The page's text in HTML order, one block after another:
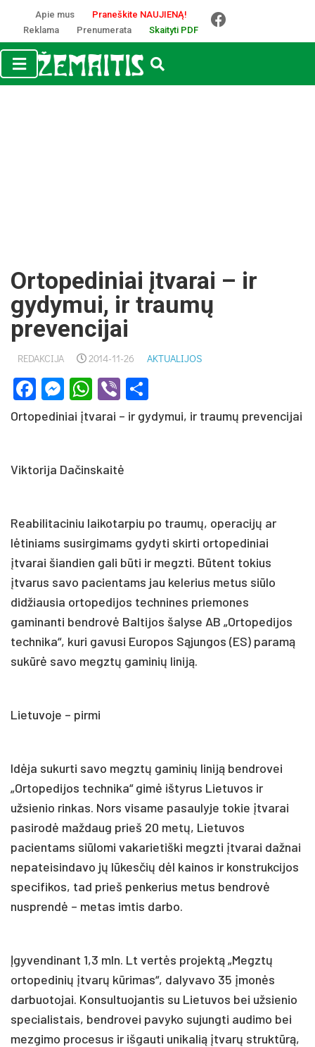
Apie mus
Praneškite NAUJIENĄ!
Reklama
Prenumerata Skaityti PDF
Ortopediniai įtvarai – ir
gydymui, ir traumų
prevencijai
REDAKCIJA 2014-11-26 AKTUALIJOS
Facebook
Messenger
WhatsApp
Viber
Ortopediniai įtvarai – ir gydymui, ir traumų prevencijai
Viktorija Dačinskaitė
Reabilitaciniu laikotarpiu po traumų, operacijų ar
lėtiniams susirgimams gydyti skirti ortopediniai
įtvarai šiandien gali būti ir megzti. Būtent tokius
įtvarus savo pacientams jau kelerius metus siūlo
didžiausia ortopedijos technines priemones
gaminanti bendrovė Baltijos šalyse AB „Ortopedijos
technika“, kuri gavusi Europos Sąjungos (ES) paramą
sukūrė savo megztų gaminių liniją.
Lietuvoje – pirmi
Idėja sukurti savo megztų gaminių liniją bendrovei
„Ortopedijos technika“ gimė ištyrus Lietuvos ir
užsienio rinkas. Nors visame pasaulyje tokie įtvarai
pasirodė maždaug prieš 20 metų, Lietuvos
pacientams siūlomi vakarietiški megzti įtvarai dažnai
nepateisindavo jų lūkesčių dėl kainos ir konstrukcijos
specifikos, tad prieš penkerius metus bendrovė
nusprendė – metas imtis darbo.
Įgyvendinant 1,3 mln. Lt vertės projektą „Megztų
ortopedinių įtvarų kūrimas“, dalyvavo 35 įmonės
darbuotojai. Konsultuojantis su Lietuvos bei užsienio
specialistais, bendrovei pavyko sujungti audimo bei
mezgimo procesus ir išgauti unikalią įtvarų struktūrą,